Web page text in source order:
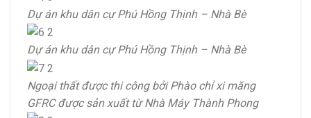
Dự án khu dân cự Phú Hồng Thịnh – Nhà Bè
Dự án khu dân cự Phú Hồng Thịnh – Nhà Bè
Ngoại thất được thi công bởi Phào chỉ xi măng
GFRC được sản xuất từ Nhà Máy Thành Phong